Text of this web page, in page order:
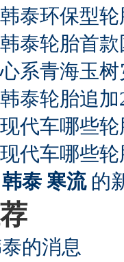
韩泰环保型
韩泰轮胎首
心系青海玉
韩泰轮胎追
现代车哪些轮
现代车哪些轮
韩泰 寒流的
的消息